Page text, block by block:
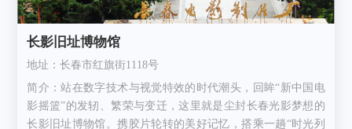
长影旧址博物馆
地址：长春市红旗街1118号
简介：站在数字技术与视觉特效的时代潮头，回眸“新中国电
影摇篮”的发轫、繁荣与变迁，这里就是尘封长春光影梦想的
长影旧址博物馆。携胶片轮转的美好记忆，搭乘一趟“时光列